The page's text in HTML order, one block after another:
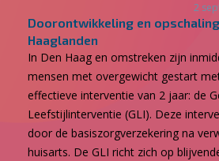
2
Doorontwikkeling en opschaling
Haaglanden
In Den Haag en omstreken zijn
mensen met overgewicht gestart
effectieve interventie van 2 jaar: de
Leefstijlinterventie (GLI). Deze
door de basiszorgverzekering na
huisarts. De GLI richt zich op